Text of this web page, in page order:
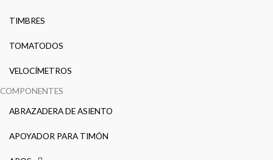
TIMBRES
TOMATODOS
VELOCÍMETROS
COMPONENTES
ABRAZADERA DE ASIENTO
APOYADOR PARA TIMÓN